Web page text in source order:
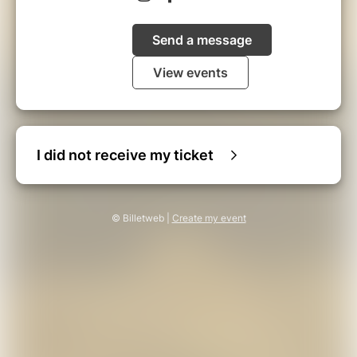
* Boutique du RANCH (bracelets en crins de
nos chevaux, terrine de zébu de l'élevage du
AU PLAISIR DE VOUS RECEVOIR...
Send a message
View events
I did not receive my ticket
© Billetweb | Create my event